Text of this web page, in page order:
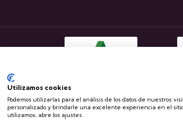
Copyright © 2023 Castillo de Láchar – Todos
Utilizamos cookies
Podemos utilizarlas para el análisis de los datos de nuestros
personalizado y brindarle una excelente experiencia en el
utilizamos, abre los ajustes.